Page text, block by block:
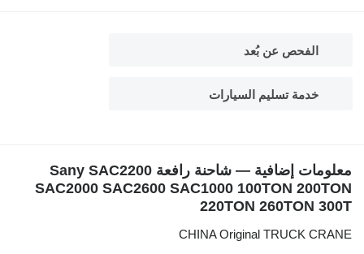
الفحص عن بُعد
خدمة تسليم السيارات
معلومات إضافية — شاحنة رافعة Sany SAC2200
SAC2000 SAC2600 SAC1000 100TON 200TON
220TON 260TON 300T
CHINA Original TRUCK CRANE